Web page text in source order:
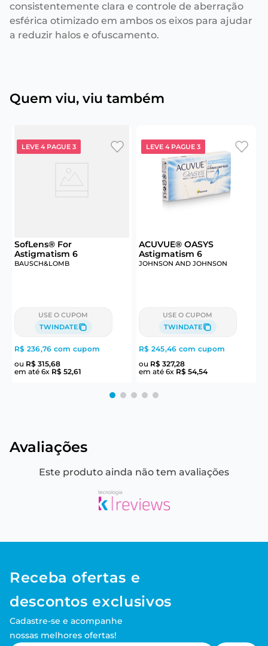
consistentemente clara e controle de aberração
esférica otimizado em ambos os eixos para ajudar
a reduzir halos e ofuscamento.
Quem viu, viu também
LEVE 4 PAGUE 3
SofLens® For
Astigmatism 6
BAUSCH&LOMB
USE O CUPOM
TWINDATE
R$ 236,76 com cupom
ou R$ 315,68
em até 6x R$ 52,61
LEVE 4 PAGUE 3
ACUVUE® OASYS
Astigmatism 6
JOHNSON AND JOHNSON
USE O CUPOM
TWINDATE
R$ 245,46 com cupom
ou R$ 327,28
em até 6x R$ 54,54
Avaliações
Este produto ainda não tem avaliações
Receba ofertas e
descontos exclusivos
Cadastre-se e acompanhe
nossas melhores ofertas!